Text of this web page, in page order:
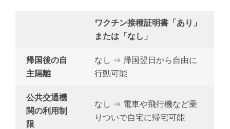
ワクチン接種証明書「あり」
または「なし」
帰国後の自
主隔離
なし ⇒ 帰国翌日から自由に
行動可能
公共交通機
関の利用制
限
なし ⇒ 電車や飛行機など乗
りついで自宅に帰宅可能